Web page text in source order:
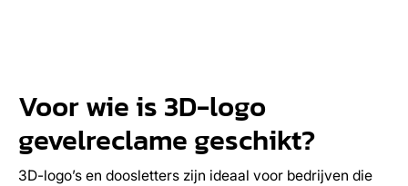
Voor wie is 3D-logo
gevelreclame geschikt?
3D-logo’s en doosletters zijn ideaal voor bedrijven die